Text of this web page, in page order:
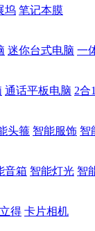
坞 笔记本膜
迷你台式电脑 一
通话平板电脑 2合
头箍 智能服饰 智
音箱 智能灯光 智
得 卡片相机